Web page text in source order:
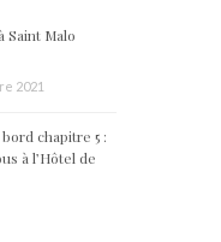
Saint Malo
2021
chapitre 5 :
à l’Hôtel de